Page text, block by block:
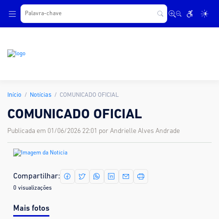
Início Notícias COMUNICADO OFICIAL
COMUNICADO OFICIAL
Publicada em 01/06/2026 22:01 por Andrielle Alves Andrade
Compartilhar:
0 visualizações
Mais fotos